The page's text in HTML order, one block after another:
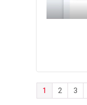
1 2 3